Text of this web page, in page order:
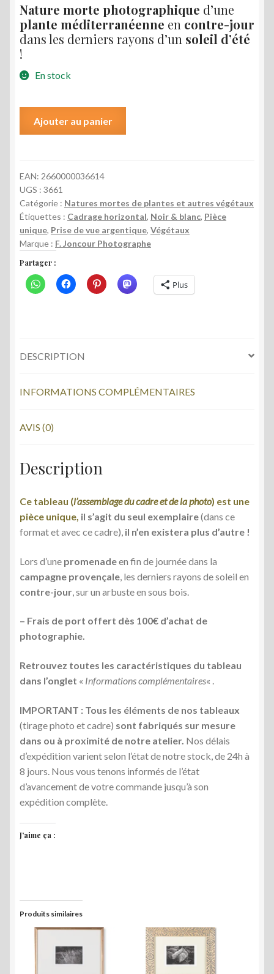
initial
était :
actuel
est :
Nature morte photographique d’une
plante méditerranéenne en contre-jour
dans les derniers rayons d’un soleil d’été
!
En stock
contre-
jour,
Carnoules
(2019).
Pièce
unique
Ajouter au panier
EAN: 2660000036614
UGS : 3661
Catégorie : Natures mortes de plantes et autres végétaux
Étiquettes : Cadrage horizontal, Noir & blanc, Pièce
unique, Prise de vue argentique, Végétaux
Marque : F. Joncour Photographe
Partager :
Plus
DESCRIPTION
INFORMATIONS COMPLÉMENTAIRES
AVIS (0)
Description
Ce tableau (l’assemblage du cadre et de la photo) est une
pièce unique, il s’agit du seul exemplaire(dans ce
format et avec ce cadre), il n’en existera plus d’autre !
Lors d’une promenadeen fin de journée dans la
campagne provençale , les derniers rayons de soleil en
contre-jour , sur un arbuste en sous bois.
– Frais de port offert dès 100€ d’achat de
photographie.
Retrouvez toutes les caractéristiques du tableau
dans l’onglet « Informations complémentaires« .
IMPORTANT : Tous les éléments de nos tableaux
(tirage photo et cadre) sont fabriqués sur mesure
dans ou à proximité de notre atelier. Nos délais
d’expédition varient selon l’état de notre stock, de 24h à
8 jours. Nous vous tenons informés de l’état
d’avancement de votre commande jusqu’à son
expédition complète.
J’aime ça :
Produits similaires